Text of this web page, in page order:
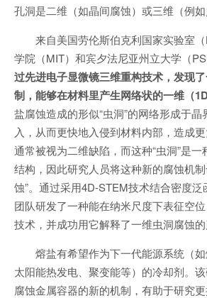
孔洞是二维（如晶间腐蚀）或三维（例如
来自美国劳伦斯伯克利国家实验室
学院（MIT）和宾夕法尼亚州立大学（
过先进电子显微镜三维重构技术，发现
制，能够在材料里产生网络状的一维（
盐腐蚀造成的形似“虫洞”的网络形成于
入，从而更快地入侵到材料内部，造成
通常被视为二维缺陷，而这种“虫洞”是
结构，因此研究人员将这种新的腐蚀机
蚀”。通过采用4D-STEM技术结合密度
团队研发了一种能在纳米尺度下表征空
技术，并成功用它解释了一维虫洞腐蚀的
熔盐有希望作为下一代能源系统（
太阳能热发电、聚变能等）的冷却剂。
腐蚀金属容器的新的机制，有助于研究